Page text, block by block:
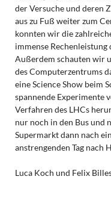
der Versuche und deren
aus zu Fuß weiter zum
konnten wir die
immense
Außerdem schauten wir
des Computerzentrums
eine Science Show beim
spannende Experimente
Verfahren des LHCs
nur noch in den Bus und
Supermarkt dann nach
anstrengenden Tag nach
Luca Koch und Felix